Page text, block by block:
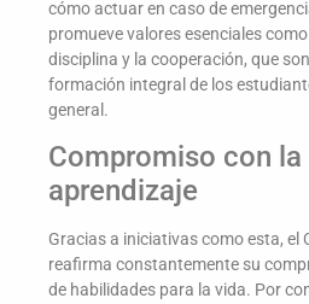
cómo actuar en caso de
promueve valores esenciales
disciplina y la cooperación, que
formación integral de los
general.
Compromiso con la
aprendizaje
Gracias a iniciativas como esta, el
reafirma constantemente su
de habilidades para la vida. Por